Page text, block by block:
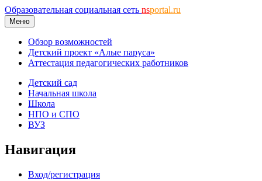
Образовательная социальная сеть nsportal.ru
Меню
Обзор возможностей
Детский проект «Алые паруса»
Аттестация педагогических работников
Детский сад
Начальная школа
Школа
НПО и СПО
ВУЗ
Навигация
Вход/регистрация